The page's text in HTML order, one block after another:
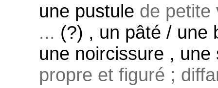
une pustule de petite
... (?) , un pâté / une
une noircissure ,
propre et figuré ;